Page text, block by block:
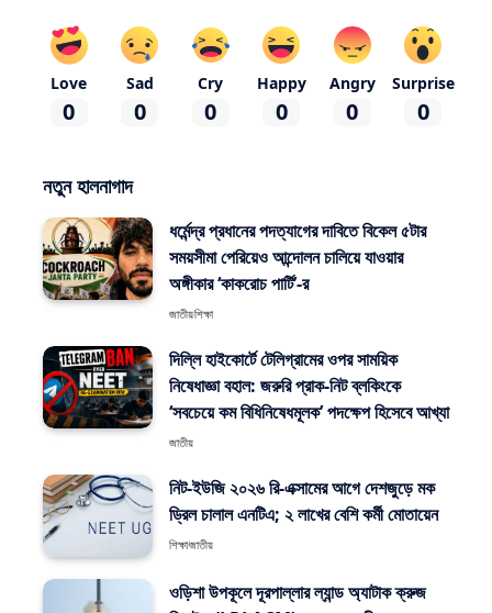
Love
0
Sad
0
Cry
0
Happy
0
Angry
0
Surprise
0
নতুন হালনাগাদ
ধর্মেন্দ্র প্রধানের পদত্যাগের দাবিতে বিকেল ৫টার
সময়সীমা পেরিয়েও আন্দোলন চালিয়ে যাওয়ার
অঙ্গীকার ‘কাকরোচ পার্টি’-র
জাতীয়শিক্ষা
দিল্লি হাইকোর্টে টেলিগ্রামের ওপর সাময়িক
নিষেধাজ্ঞা বহাল: জরুরি প্রাক-নিট ব্লকিংকে
‘সবচেয়ে কম বিধিনিষেধমূলক’ পদক্ষেপ হিসেবে আখ্যা
জাতীয়
নিট-ইউজি ২০২৬ রি-এক্সামের আগে দেশজুড়ে মক
ড্রিল চালাল এনটিএ; ২ লাখের বেশি কর্মী মোতায়েন
শিক্ষাজাতীয়
ওড়িশা উপকূলে দূরপাল্লার ল্যান্ড অ্যাটাক ক্রুজ